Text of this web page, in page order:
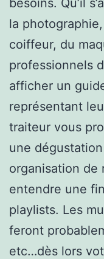
la
coiffeur, du
professionnels
afficher un
représentant
traiteur vous
une
organisation de
entendre une
playlists. Les
feront
etc…dès lors